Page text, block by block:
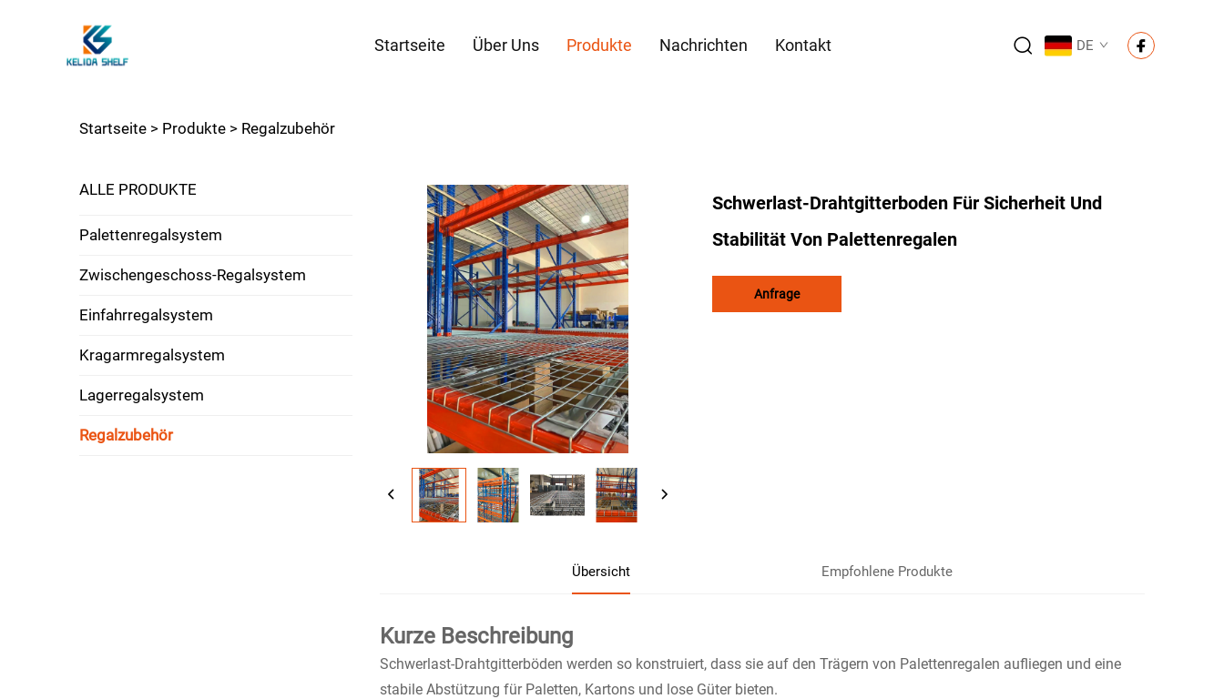
Startseite Über Uns Produkte Nachrichten Kontakt DE
Startseite > Produkte > Regalzubehör
ALLE PRODUKTE
Palettenregalsystem
Zwischengeschoss-Regalsystem
Einfahrregalsystem
Kragarmregalsystem
Lagerregalsystem
Regalzubehör
Schwerlast-Drahtgitterboden Für Sicherheit Und
Stabilität Von Palettenregalen
Anfrage
Übersicht Empfohlene Produkte
Kurze Beschreibung
Schwerlast-Drahtgitterböden werden so konstruiert, dass sie auf den Trägern von Palettenregalen aufliegen und eine
stabile Abstützung für Paletten, Kartons und lose Güter bieten.